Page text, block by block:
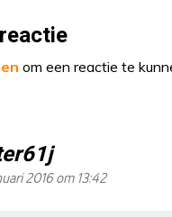
om een reactie te
2016 om 13:42